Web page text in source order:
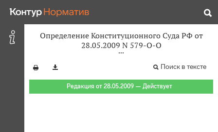
Определение Конституционного Суда РФ от
28.05.2009 N 579-О-О
Поиск в тексте
Редакция от 28.05.2009 — Действует